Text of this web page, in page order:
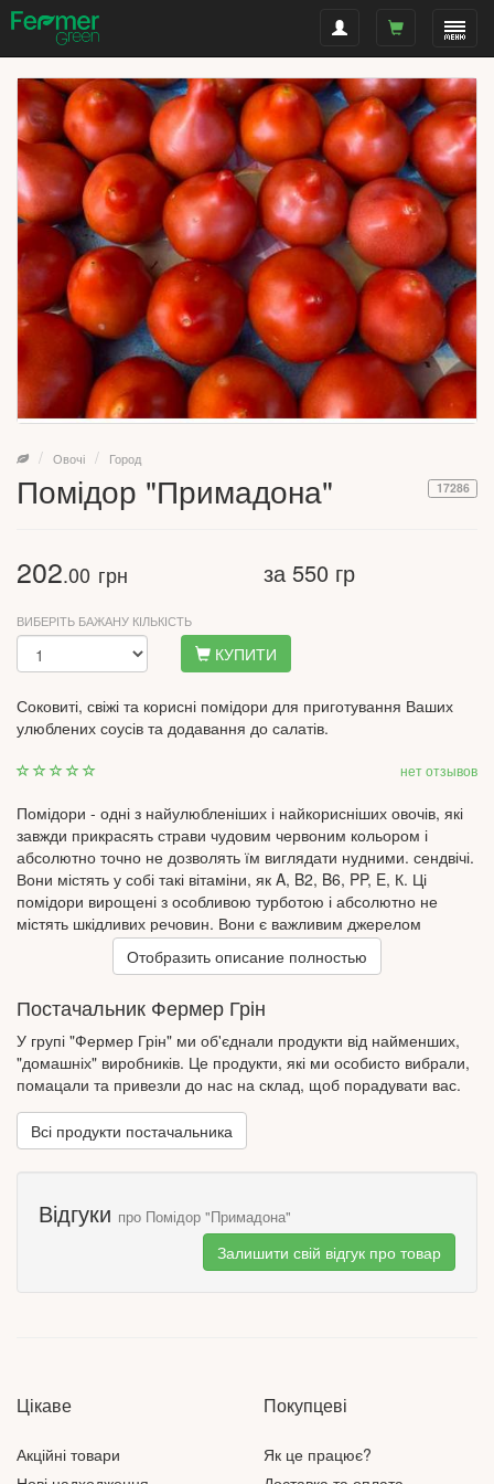
Овочі Город
17286
Помідор "Примадона"
202.00 грн за 550 гр
ВИБЕРІТЬ БАЖАНУ КІЛЬКІСТЬ
КУПИТИ
Соковиті, свіжі та корисні помідори для приготування Ваших
улюблених соусів та додавання до салатів.
нет отзывов
Помідори - одні з найулюбленіших і найкорисніших овочів, які
завжди прикрасять страви чудовим червоним кольором і
абсолютно точно не дозволять їм виглядати нудними. сендвічі.
Вони містять у собі такі вітаміни, як A, B2, B6, PP, E, К. Ці
помідори вирощені з особливою турботою і абсолютно не
містять шкідливих речовин. Вони є важливим джерелом
лікопіну – це дуже потужний антиоксидант, який при термічній
обробці лише посилює свої корисні властивості. Лікопін є
помідорах міститься гормон радості серотонін - чудовий
помічник у боротьбі з депресією, що покращує настрій. Ще
помідори добре впливають на роботу кишечника та
кровоносної системи. При вирощуванні помідорів, як і інших
овочів, на «Маминій грядці» дотримуються всіх принципів
органічного землеробства. Цікавий факт – найбільший у світі
помідор, вагою 2,9 кг, виростили у штаті Вісконсін у США.
Отобразить описание полностью
Постачальник Фермер Грін
У групі "Фермер Грін" ми об'єднали продукти від найменших,
"домашніх" виробників. Це продукти, які ми особисто вибрали,
помацали та привезли до нас на склад, щоб порадувати вас.
Всі продукти постачальника
Відгуки про Помідор "Примадона"
Залишити свій відгук про товар
Цікаве
Акційні товари
Покупцеві
Як це працює?